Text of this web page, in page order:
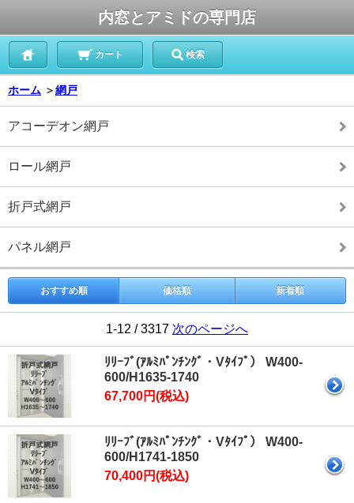
内窓とアミドの専門店
カート 検索
ホーム ＞網戸
アコーデオン網戸
ロール網戸
折戸式網戸
パネル網戸
おすすめ順 価格順 新着順
1-12 / 3317 次のページへ
ﾘﾘｰﾌﾞ(ｱﾙﾐﾊﾟﾝﾁﾝｸﾞ・Vﾀｲﾌﾟ） W400-
600/H1635-1740
67,700円(税込)
ﾘﾘｰﾌﾞ(ｱﾙﾐﾊﾟﾝﾁﾝｸﾞ・Vﾀｲﾌﾟ） W400-
600/H1741-1850
70,400円(税込)